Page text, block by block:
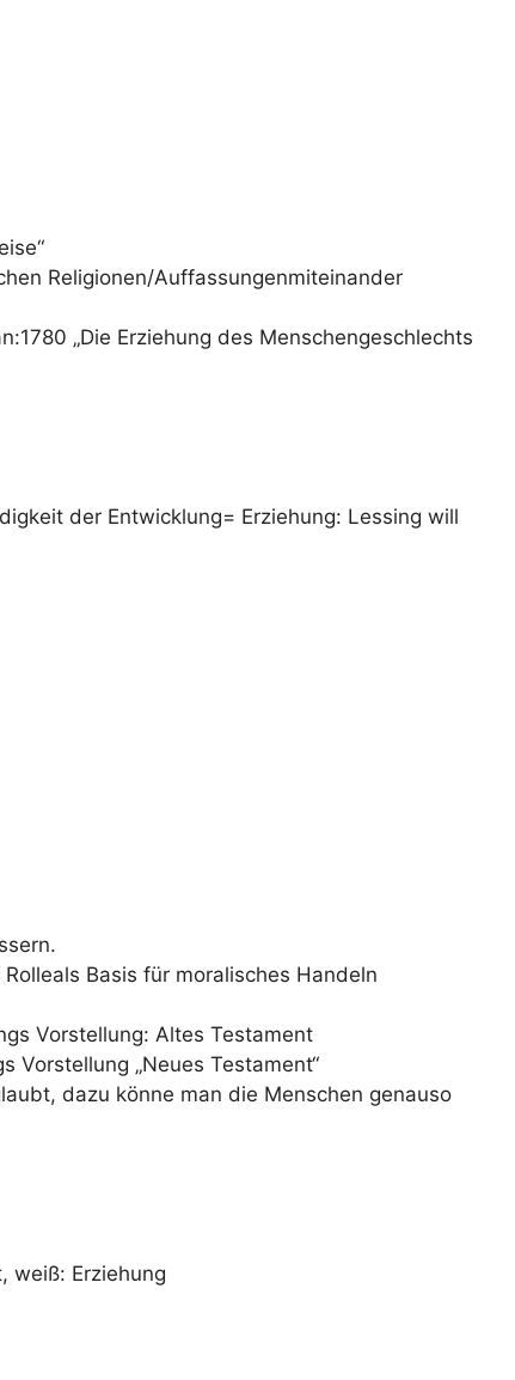
Religionen/Auffassungenmiteinander
„Die Erziehung des Menschengeschlechts
der Entwicklung= Erziehung: Lessing will
Basis für moralisches Handeln
Vorstellung: Altes Testament
Vorstellung „Neues Testament“
dazu könne man die Menschen genauso
weiß: Erziehung